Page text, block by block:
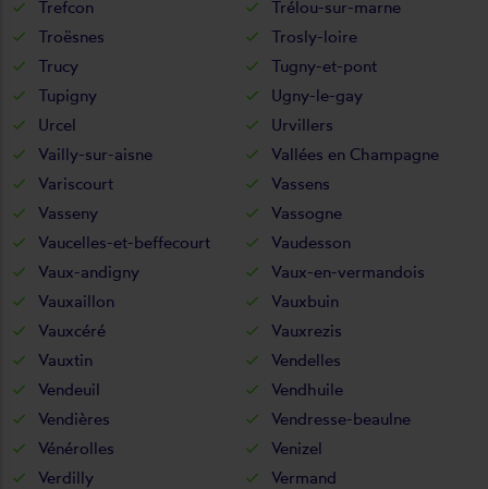
Trefcon
Trélou-sur-marne
Troësnes
Trosly-loire
Trucy
Tugny-et-pont
Tupigny
Ugny-le-gay
Urcel
Urvillers
Vailly-sur-aisne
Vallées en Champagne
Variscourt
Vassens
Vasseny
Vassogne
Vaucelles-et-beffecourt
Vaudesson
Vaux-andigny
Vaux-en-vermandois
Vauxaillon
Vauxbuin
Vauxcéré
Vauxrezis
Vauxtin
Vendelles
Vendeuil
Vendhuile
Vendières
Vendresse-beaulne
Vénérolles
Venizel
Verdilly
Vermand